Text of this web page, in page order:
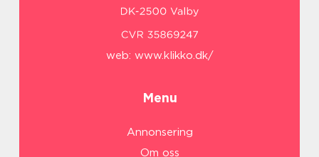
web: www.klikko.dk/
Menu
Annonsering
Om oss